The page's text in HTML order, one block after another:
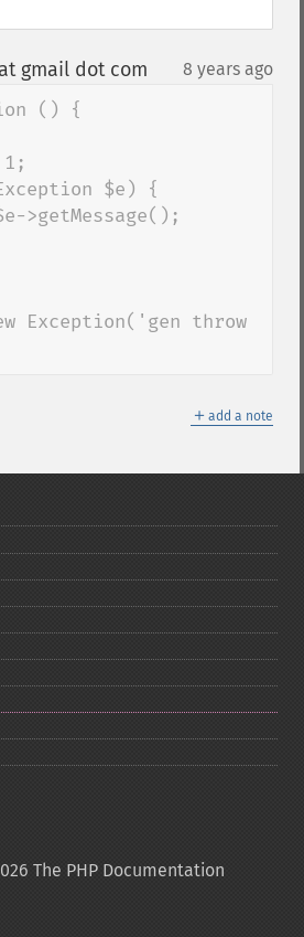
gmail dot com 8 years ago
() {
Exception('gen throw
＋ add a note
The PHP Documentation